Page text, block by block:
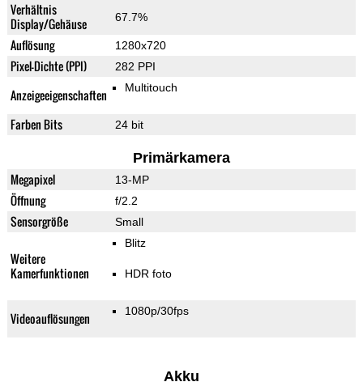
Verhältnis
Display/Gehäuse
67.7%
Auflösung 1280x720
Pixel-Dichte (PPI) 282 PPI
Anzeigeeigenschaften Multitouch
Farben Bits 24 bit
Primärkamera
Megapixel 13-MP
Öffnung f/2.2
Sensorgröße Small
Weitere
Kamerfunktionen
Blitz
HDR foto
Videoauflösungen 1080p/30fps
Akku